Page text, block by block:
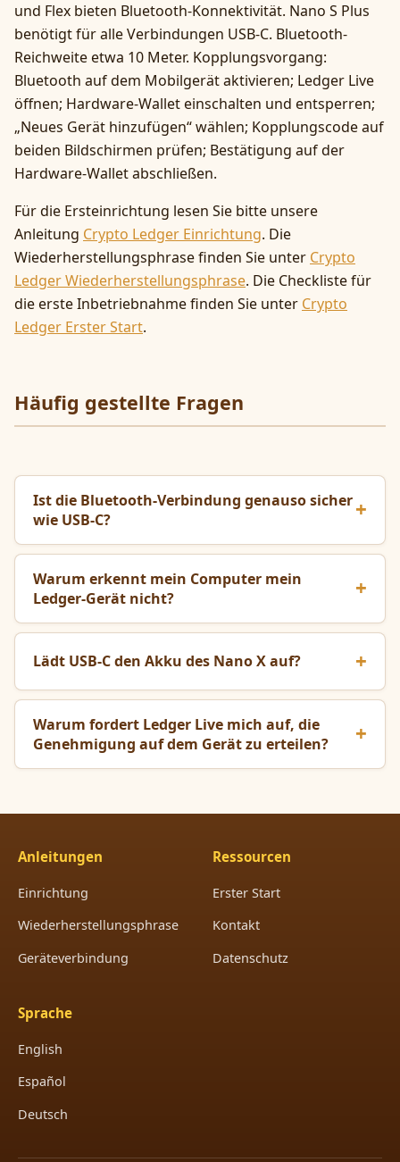
und Flex bieten Bluetooth-Konnektivität. Nano S Plus
benötigt für alle Verbindungen USB-C. Bluetooth-
Reichweite etwa 10 Meter. Kopplungsvorgang:
Bluetooth auf dem Mobilgerät aktivieren; Ledger Live
öffnen; Hardware-Wallet einschalten und entsperren;
„Neues Gerät hinzufügen“ wählen; Kopplungscode auf
beiden Bildschirmen prüfen; Bestätigung auf der
Hardware-Wallet abschließen.
Für die Ersteinrichtung lesen Sie bitte unsere
Anleitung Crypto Ledger Einrichtung. Die
Wiederherstellungsphrase finden Sie unter Crypto
Ledger Wiederherstellungsphrase. Die Checkliste für
die erste Inbetriebnahme finden Sie unter Crypto
Ledger Erster Start.
Häufig gestellte Fragen
Ist die Bluetooth-Verbindung genauso sicher
wie USB-C?
Warum erkennt mein Computer mein
Ledger-Gerät nicht?
Lädt USB-C den Akku des Nano X auf?
Warum fordert Ledger Live mich auf, die
Genehmigung auf dem Gerät zu erteilen?
Anleitungen
Einrichtung
Wiederherstellungsphrase
Geräteverbindung
Ressourcen
Erster Start
Kontakt
Datenschutz
Sprache
English
Español
Deutsch